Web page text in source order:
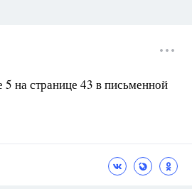
на странице 43 в письменной